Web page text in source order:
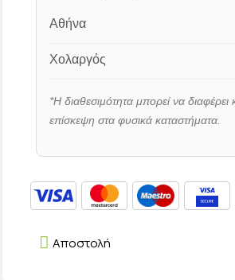
Αθήνα
Χολαργός
*Η διαθεσιμότητα μπορεί να διαφέρει
επίσκεψη στα φυσικά καταστήματα.
Αποστολή